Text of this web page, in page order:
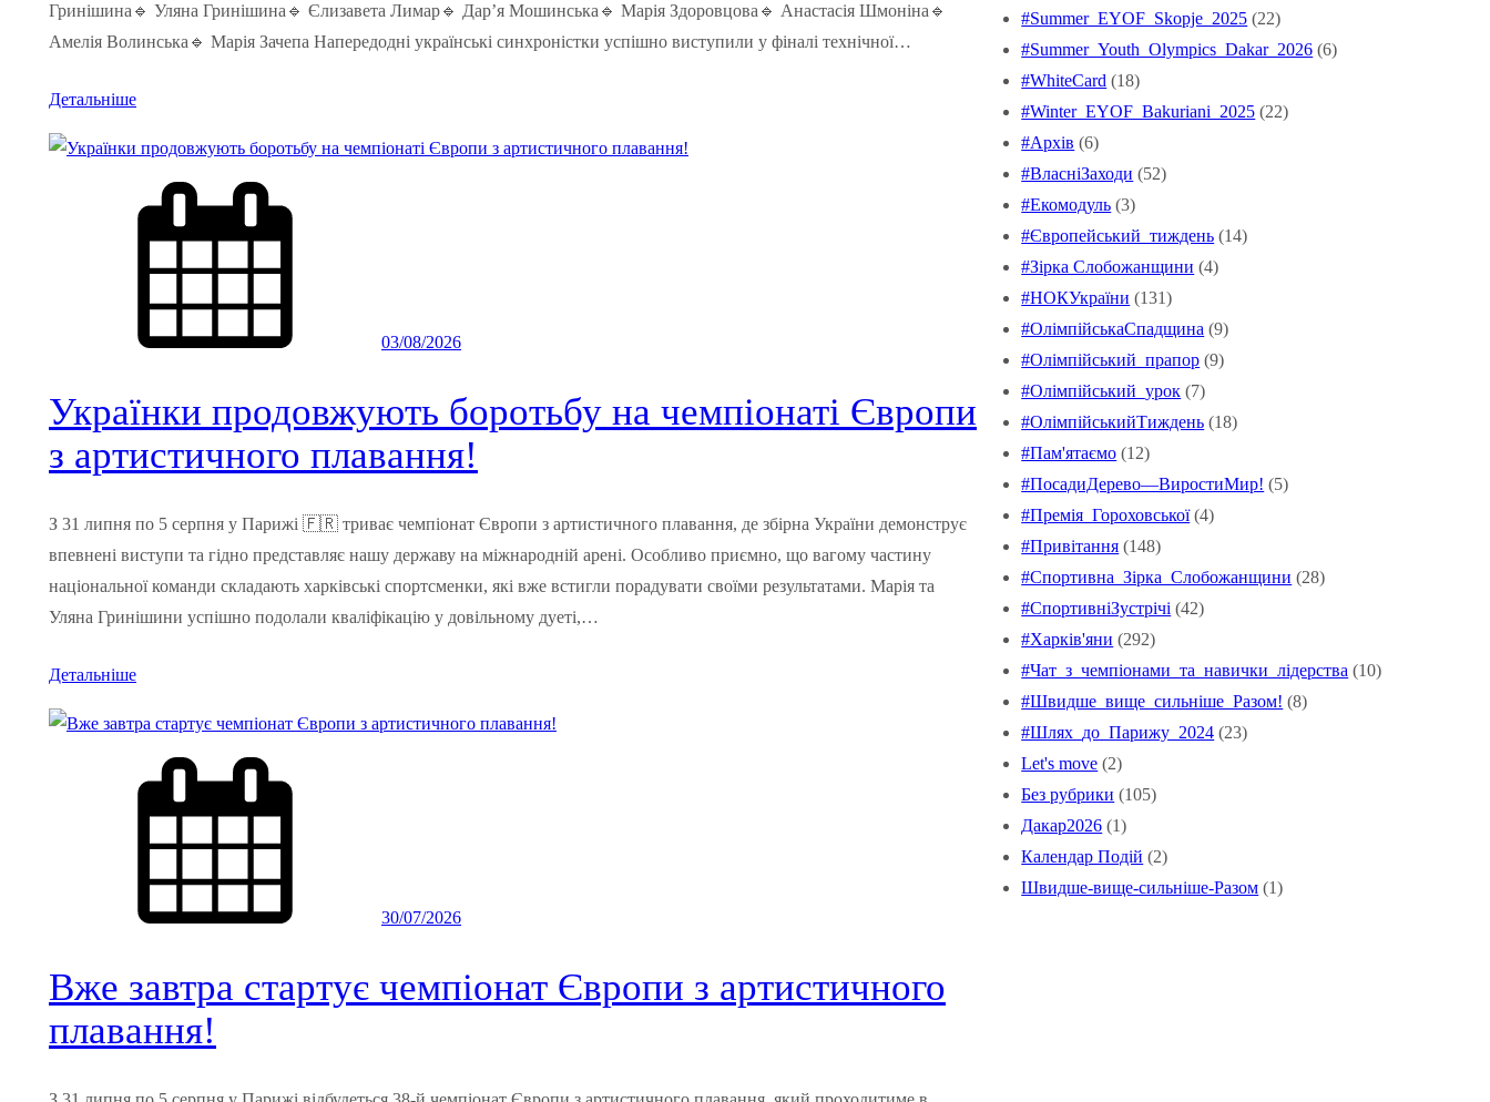
Гринішина🔹 Уляна Гринішина🔹 Єлизавета Лимар🔹 Дар’я Мошинська🔹 Марія Здоровцова🔹 Анастасія Шмоніна🔹
Амелія Волинська🔹 Марія Зачепа Напередодні українські синхроністки успішно виступили у фіналі технічної…
Детальніше
03/08/2026
Українки продовжують боротьбу на чемпіонаті Європи
з артистичного плавання!
З 31 липня по 5 серпня у Парижі 🇫🇷 триває чемпіонат Європи з артистичного плавання, де збірна України демонструє
впевнені виступи та гідно представляє нашу державу на міжнародній арені. Особливо приємно, що вагому частину
національної команди складають харківські спортсменки, які вже встигли порадувати своїми результатами. Марія та
Уляна Гринішини успішно подолали кваліфікацію у довільному дуеті,…
Детальніше
30/07/2026
Вже завтра стартує чемпіонат Європи з артистичного
плавання!
#Summer_EYOF_Skopje_2025 (22)
#Summer_Youth_Olympics_Dakar_2026 (6)
#WhiteCard (18)
#Winter_EYOF_Bakuriani_2025 (22)
#Архів (6)
#ВласніЗаходи (52)
#Екомодуль (3)
#Європейський_тиждень (14)
#Зірка Слобожанщини (4)
#НОКУкраїни (131)
#ОлімпійськаСпадщина (9)
#Олімпійський_прапор (9)
#Олімпійський_урок (7)
#ОлімпійськийТиждень (18)
#Пам'ятаємо (12)
#ПосадиДерево—ВиростиМир! (5)
#Премія_Гороховської(4)
#Привітання (148)
#Спортивна_Зірка_Слобожанщини (28)
#СпортивніЗустрічі (42)
#Харків'яни (292)
#Чат_з_чемпіонами_та_навички_лідерства (10)
#Швидше_вище_сильніше_Pазом! (8)
#Шлях_до_Парижу_2024 (23)
Let's move (2)
Без рубрики (105)
Дакар2026 (1)
Календар Подій (2)
Швидше-вище-сильніше-Разом (1)